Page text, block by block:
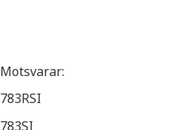
Motsvarar:
783RSI
783SI